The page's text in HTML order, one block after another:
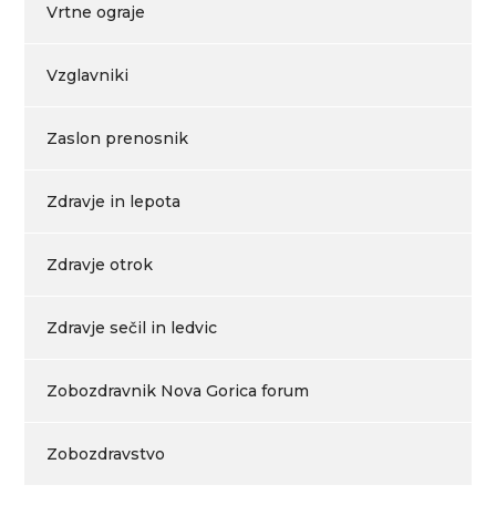
Vrtne ograje
Vzglavniki
Zaslon prenosnik
Zdravje in lepota
Zdravje otrok
Zdravje sečil in ledvic
Zobozdravnik Nova Gorica forum
Zobozdravstvo